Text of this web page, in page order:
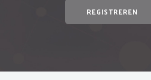
REGISTREREN